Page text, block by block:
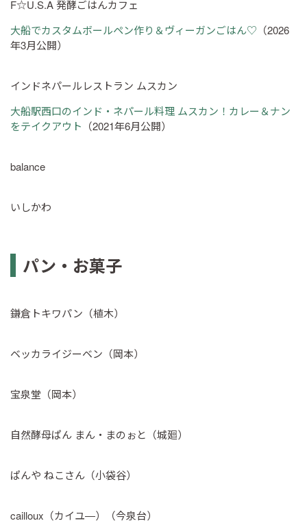
F☆U.S.A 発酵ごはんカフェ
大船でカスタムボールペン作り＆ヴィーガンごはん♡ （2026
年3月公開）
インドネパールレストラン ムスカン
大船駅西口のインド・ネパール料理 ムスカン！カレー＆ナン
をテイクアウト （2021年6月公開）
balance
いしかわ
パン・お菓子
鎌倉トキワパン（植木）
ベッカライジーベン（岡本）
宝泉堂（岡本）
自然酵母ぱん まん・まのぉと（城廻）
ぱんや ねこさん（小袋谷）
cailloux（カイユ―）（今泉台）